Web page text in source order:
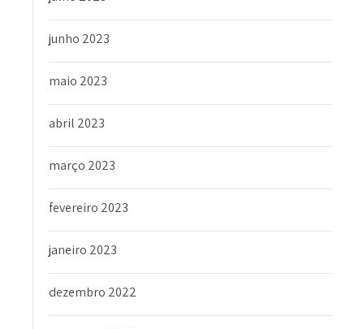
junho 2023
maio 2023
abril 2023
março 2023
fevereiro 2023
janeiro 2023
dezembro 2022